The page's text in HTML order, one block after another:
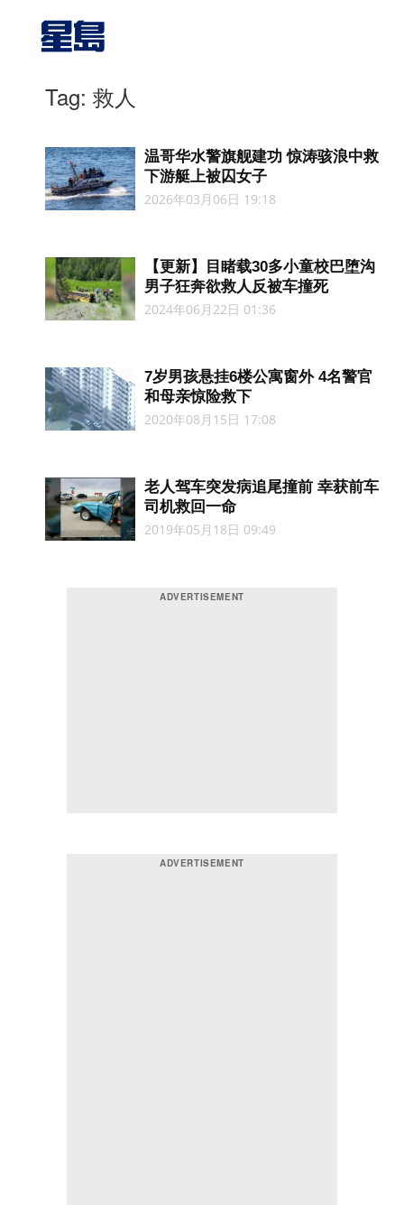
Tag: 救人
温哥华水警旗舰建功 惊涛骇浪中救
下游艇上被囚女子
2026年03月06日 19:18
【更新】目睹载30多小童校巴堕沟
男子狂奔欲救人反被车撞死
2024年06月22日 01:36
7岁男孩悬挂6楼公寓窗外 4名警官
和母亲惊险救下
2020年08月15日 17:08
老人驾车突发病追尾撞前 幸获前车
司机救回一命
2019年05月18日 09:49